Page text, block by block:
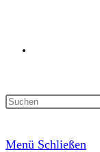
Menü Schließen